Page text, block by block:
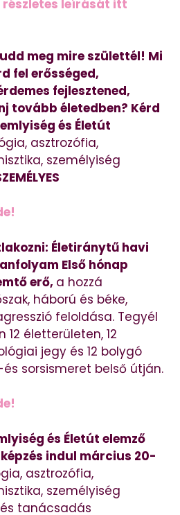
leírását itt
meg mire születtél! Mi
fel erősséged,
fejlesztened,
tovább életedben? Kérd
és Életút
asztrozófia,
személyiség
Életiránytű havi
Első hónap
erő, a hozzá
háború és béke,
feloldása. Tegyél
életterületen, 12
jegy és 12 bolygó
sorsismeret belső útján.
és Életút elemző
indul március 20-
asztrozófia,
személyiség
tanácsadás